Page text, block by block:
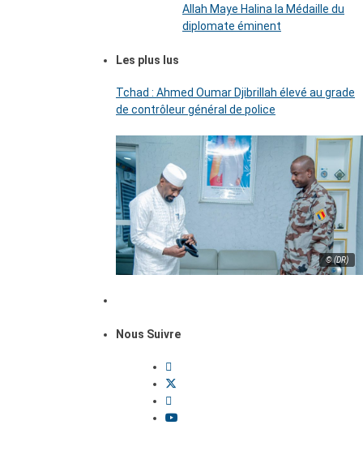
Allah Maye Halina la Médaille du
diplomate éminent
Les plus lus
Tchad : Ahmed Oumar Djibrillah élevé au grade
de contrôleur général de police
© (DR)
Nous Suivre